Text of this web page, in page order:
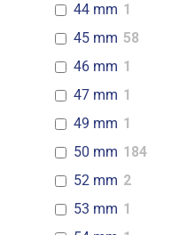
44 mm 1
45 mm 58
46 mm 1
47 mm 1
49 mm 1
50 mm 184
52 mm 2
53 mm 1